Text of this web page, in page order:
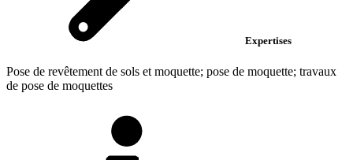
Expertises
Pose de revêtement de sols et moquette; pose de moquette; travaux
de pose de moquettes